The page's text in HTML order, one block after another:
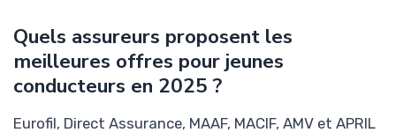
Quels assureurs proposent les
meilleures offres pour jeunes
conducteurs en 2025 ?
Eurofil, Direct Assurance, MAAF, MACIF, AMV et APRIL